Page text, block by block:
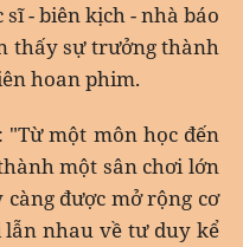
- biên kịch - nhà báo
thấy sự trưởng thành
hoan phim.
"Từ một môn học đến
một sân chơi lớn
được mở rộng cơ
nhau về tư duy kể